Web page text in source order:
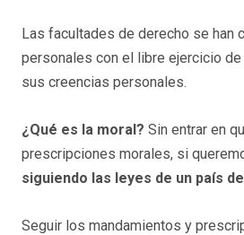
Las facultades de derecho se han
personales con el libre ejercicio
sus creencias personales.
¿Qué es la moral? Sin entrar en
prescripciones morales, si
siguiendo las leyes de un país
Seguir los mandamientos y